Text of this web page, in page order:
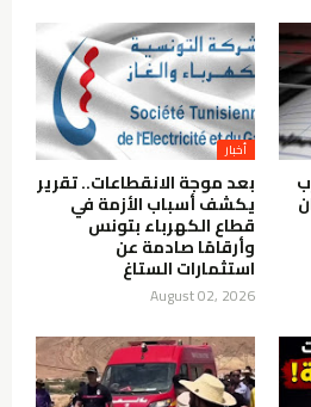
أخبار
بعد موجة الانقطاعات.. تقرير
يكشف أسباب الأزمة في
قطاع الكهرباء بتونس
وأرقامًا صادمة عن
استثمارات الستاغ
August 02, 2026